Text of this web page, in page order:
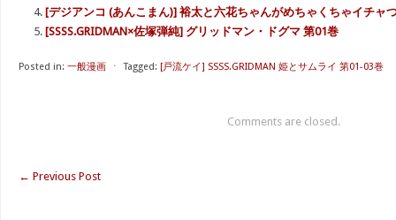
[デジアンコ (あんこまん)] 裕太と六花ちゃんがめちゃくちゃイチャつ
[SSSS.GRIDMAN×佐塚弾純] グリッドマン・ドグマ 第01巻
Posted in: 一般漫画 ⋅ Tagged: [戸流ケイ] SSSS.GRIDMAN 姫とサムライ 第01-03巻
Comments are closed.
← Previous Post